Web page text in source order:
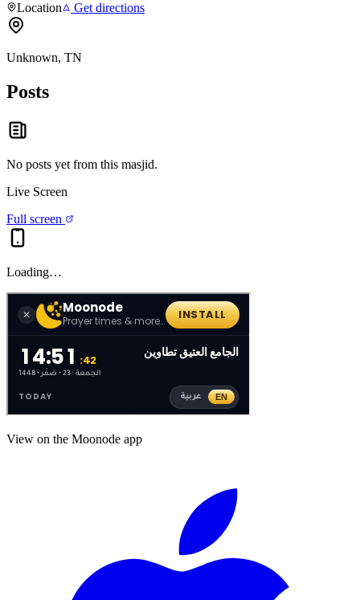
Location Get directions
Unknown, TN
Posts
No posts yet from this masjid.
Live Screen
Full screen
Loading…
View on the Moonode app